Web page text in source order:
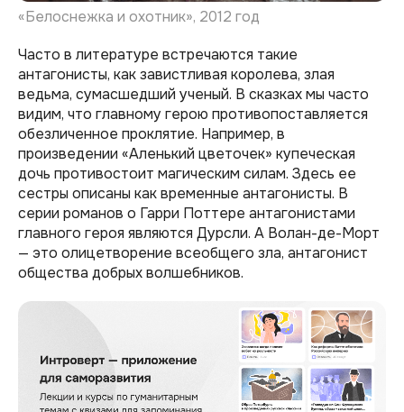
«Белоснежка и охотник», 2012 год
Часто в литературе встречаются такие
антагонисты, как завистливая королева, злая
ведьма, сумасшедший ученый. В сказках мы часто
видим, что главному герою противопоставляется
обезличенное проклятие. Например, в
произведении «Аленький цветочек» купеческая
дочь противостоит магическим силам. Здесь ее
сестры описаны как временные антагонисты. В
серии романов о Гарри Поттере антагонистами
главного героя являются Дурсли. А Волан-де-Морт
— это олицетворение всеобщего зла, антагонист
общества добрых волшебников.